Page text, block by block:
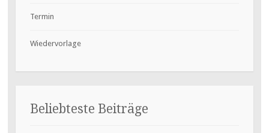
Termin
Wiedervorlage
Beliebteste Beiträge